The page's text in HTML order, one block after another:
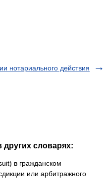
нотариального действия
других словарях:
в гражданском
или арбитражного